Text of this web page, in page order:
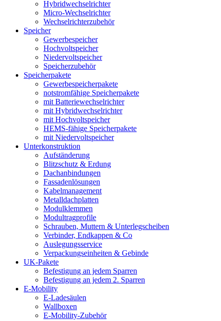
Hybridwechselrichter
Micro-Wechselrichter
Wechselrichterzubehör
Speicher
Gewerbespeicher
Hochvoltspeicher
Niedervoltspeicher
Speicherzubehör
Speicherpakete
Gewerbespeicherpakete
notstromfähige Speicherpakete
mit Batteriewechselrichter
mit Hybridwechselrichter
mit Hochvoltspeicher
HEMS-fähige Speicherpakete
mit Niedervoltspeicher
Unterkonstruktion
Aufständerung
Blitzschutz & Erdung
Dachanbindungen
Fassadenlösungen
Kabelmanagement
Metalldachplatten
Modulklemmen
Modultragprofile
Schrauben, Muttern & Unterlegscheiben
Verbinder, Endkappen & Co
Auslegungsservice
Verpackungseinheiten & Gebinde
UK-Pakete
Befestigung an jedem Sparren
Befestigung an jedem 2. Sparren
E-Mobility
E-Ladesäulen
Wallboxen
E-Mobility-Zubehör